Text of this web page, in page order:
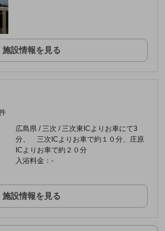
施設情報を見る
広島県 / 三次 / 三次東ICよりお車にて3
分、 三次ICよりお車で約１０分、庄原
ICよりお車で約２０分
入浴料金：-
施設情報を見る